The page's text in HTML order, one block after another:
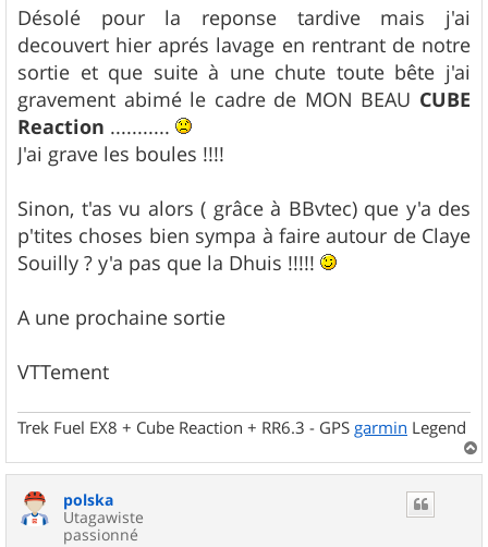
g
e
Désolé pour la reponse tardive mais j'ai
decouvert hier aprés lavage en rentrant de notre
sortie et que suite à une chute toute bête j'ai
gravement abimé le cadre de MON BEAU CUBE
Reaction ...........
J'ai grave les boules !!!!
Sinon, t'as vu alors ( grâce à BBvtec) que y'a des
p'tites choses bien sympa à faire autour de Claye
Souilly ? y'a pas que la Dhuis !!!!!
A une prochaine sortie
VTTement
Trek Fuel EX8 + Cube Reaction + RR6.3 - GPS garmin Legend
a
polska
Utagawiste
passionné